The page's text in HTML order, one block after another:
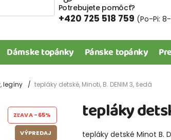
Potrebujete pomôcť?
+420 725 518 759 (Po-Pi: 8-
Dámske topánky Pánske topánky
legíny tepláky detské, Minoti, B. DENIM 3, šedá
tepláky
tepláky detské Minot B.
ZĽAVA-65%
VÝPREDAJ